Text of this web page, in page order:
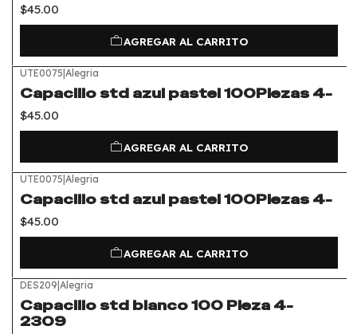
$45.00
AGREGAR AL CARRITO
UTE0075|Alegria
Capacillo std azul pastel 100Piezas 4-
$45.00
AGREGAR AL CARRITO
UTE0075|Alegria
Capacillo std azul pastel 100Piezas 4-
$45.00
AGREGAR AL CARRITO
DES209|Alegria
Capacillo std blanco 100 Pieza 4-
2309